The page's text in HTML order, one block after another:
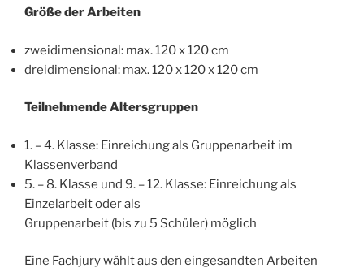
Größe der Arbeiten
zweidimensional: max. 120 x 120 cm
dreidimensional: max. 120 x 120 x 120 cm
Teilnehmende Altersgruppen
1. – 4. Klasse: Einreichung als Gruppenarbeit im
Klassenverband
5. – 8. Klasse und 9. – 12. Klasse: Einreichung als
Einzelarbeit oder als
Gruppenarbeit (bis zu 5 Schüler) möglich
Eine Fachjury wählt aus den eingesandten Arbeiten